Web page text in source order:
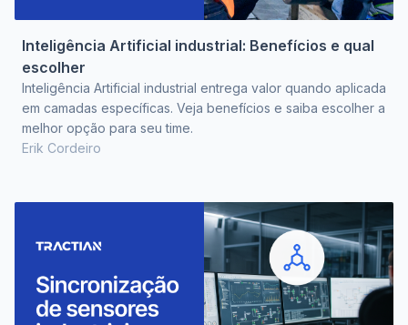
Inteligência Artificial industrial: Benefícios e qual
escolher
Inteligência Artificial industrial entrega valor quando aplicada
em camadas específicas. Veja benefícios e saiba escolher a
melhor opção para seu time.
Erik Cordeiro